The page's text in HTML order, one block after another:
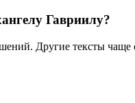
Гавриилу?
Другие тексты